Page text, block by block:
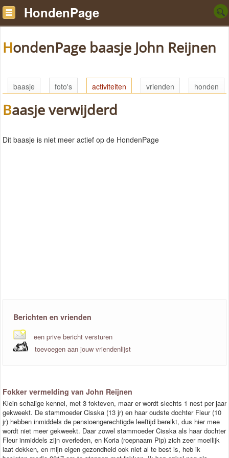
HondenPage
HondenPage baasje John Reijnen
baasje foto's activiteiten vrienden honden
Baasje verwijderd
Dit baasje is niet meer actief op de HondenPage
Berichten en vrienden
een prive bericht versturen
toevoegen aan jouw vriendenlijst
Fokker vermelding van John Reijnen
Klein schalige kennel, met 3 fokteven, maar er wordt slechts 1 nest per jaar
gekweekt. De stammoeder Cisska (13 jr) en haar oudste dochter Fleur (10
jr) hebben inmiddels de pensioengerechtigde leeftijd bereikt, dus hier mee
wordt niet meer gekweekt. Daar zowel stammoeder Cisska als haar dochter
Fleur inmiddels zijn overleden, en Koria (roepnaam Pip) zich zeer moeilijk
laat dekken, en mijn eigen gezondheid ook niet al te best is, heb ik